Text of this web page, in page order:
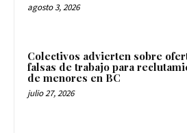
agosto 3, 2026
Colectivos advierten sobre
falsas de trabajo para
de menores en BC
julio 27, 2026